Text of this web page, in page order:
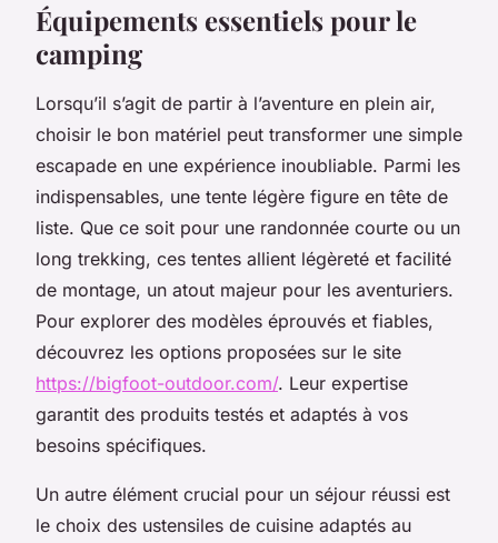
Équipements essentiels pour le
camping
Lorsqu’il s’agit de partir à l’aventure en plein air,
choisir le bon matériel peut transformer une simple
escapade en une expérience inoubliable. Parmi les
indispensables, une tente légère figure en tête de
liste. Que ce soit pour une randonnée courte ou un
long trekking, ces tentes allient légèreté et facilité
de montage, un atout majeur pour les aventuriers.
Pour explorer des modèles éprouvés et fiables,
découvrez les options proposées sur le site
https://bigfoot-outdoor.com/. Leur expertise
garantit des produits testés et adaptés à vos
besoins spécifiques.
Un autre élément crucial pour un séjour réussi est
le choix des ustensiles de cuisine adaptés au